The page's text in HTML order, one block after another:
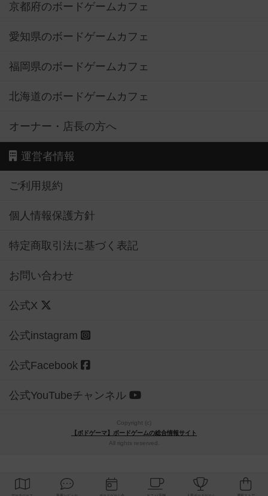
京都府のボードゲームカフェ
愛知県のボードゲームカフェ
福岡県のボードゲームカフェ
北海道のボードゲームカフェ
オーナー・店長の方へ
運営者情報
ご利用規約
個人情報保護方針
特定商取引法に基づく表記
お問い合わせ
公式X
公式instagram
公式Facebook
公式YouTubeチャンネル
Copyright (c)
【ボドゲーマ】ボードゲームの総合情報サイト
All rights reserved.